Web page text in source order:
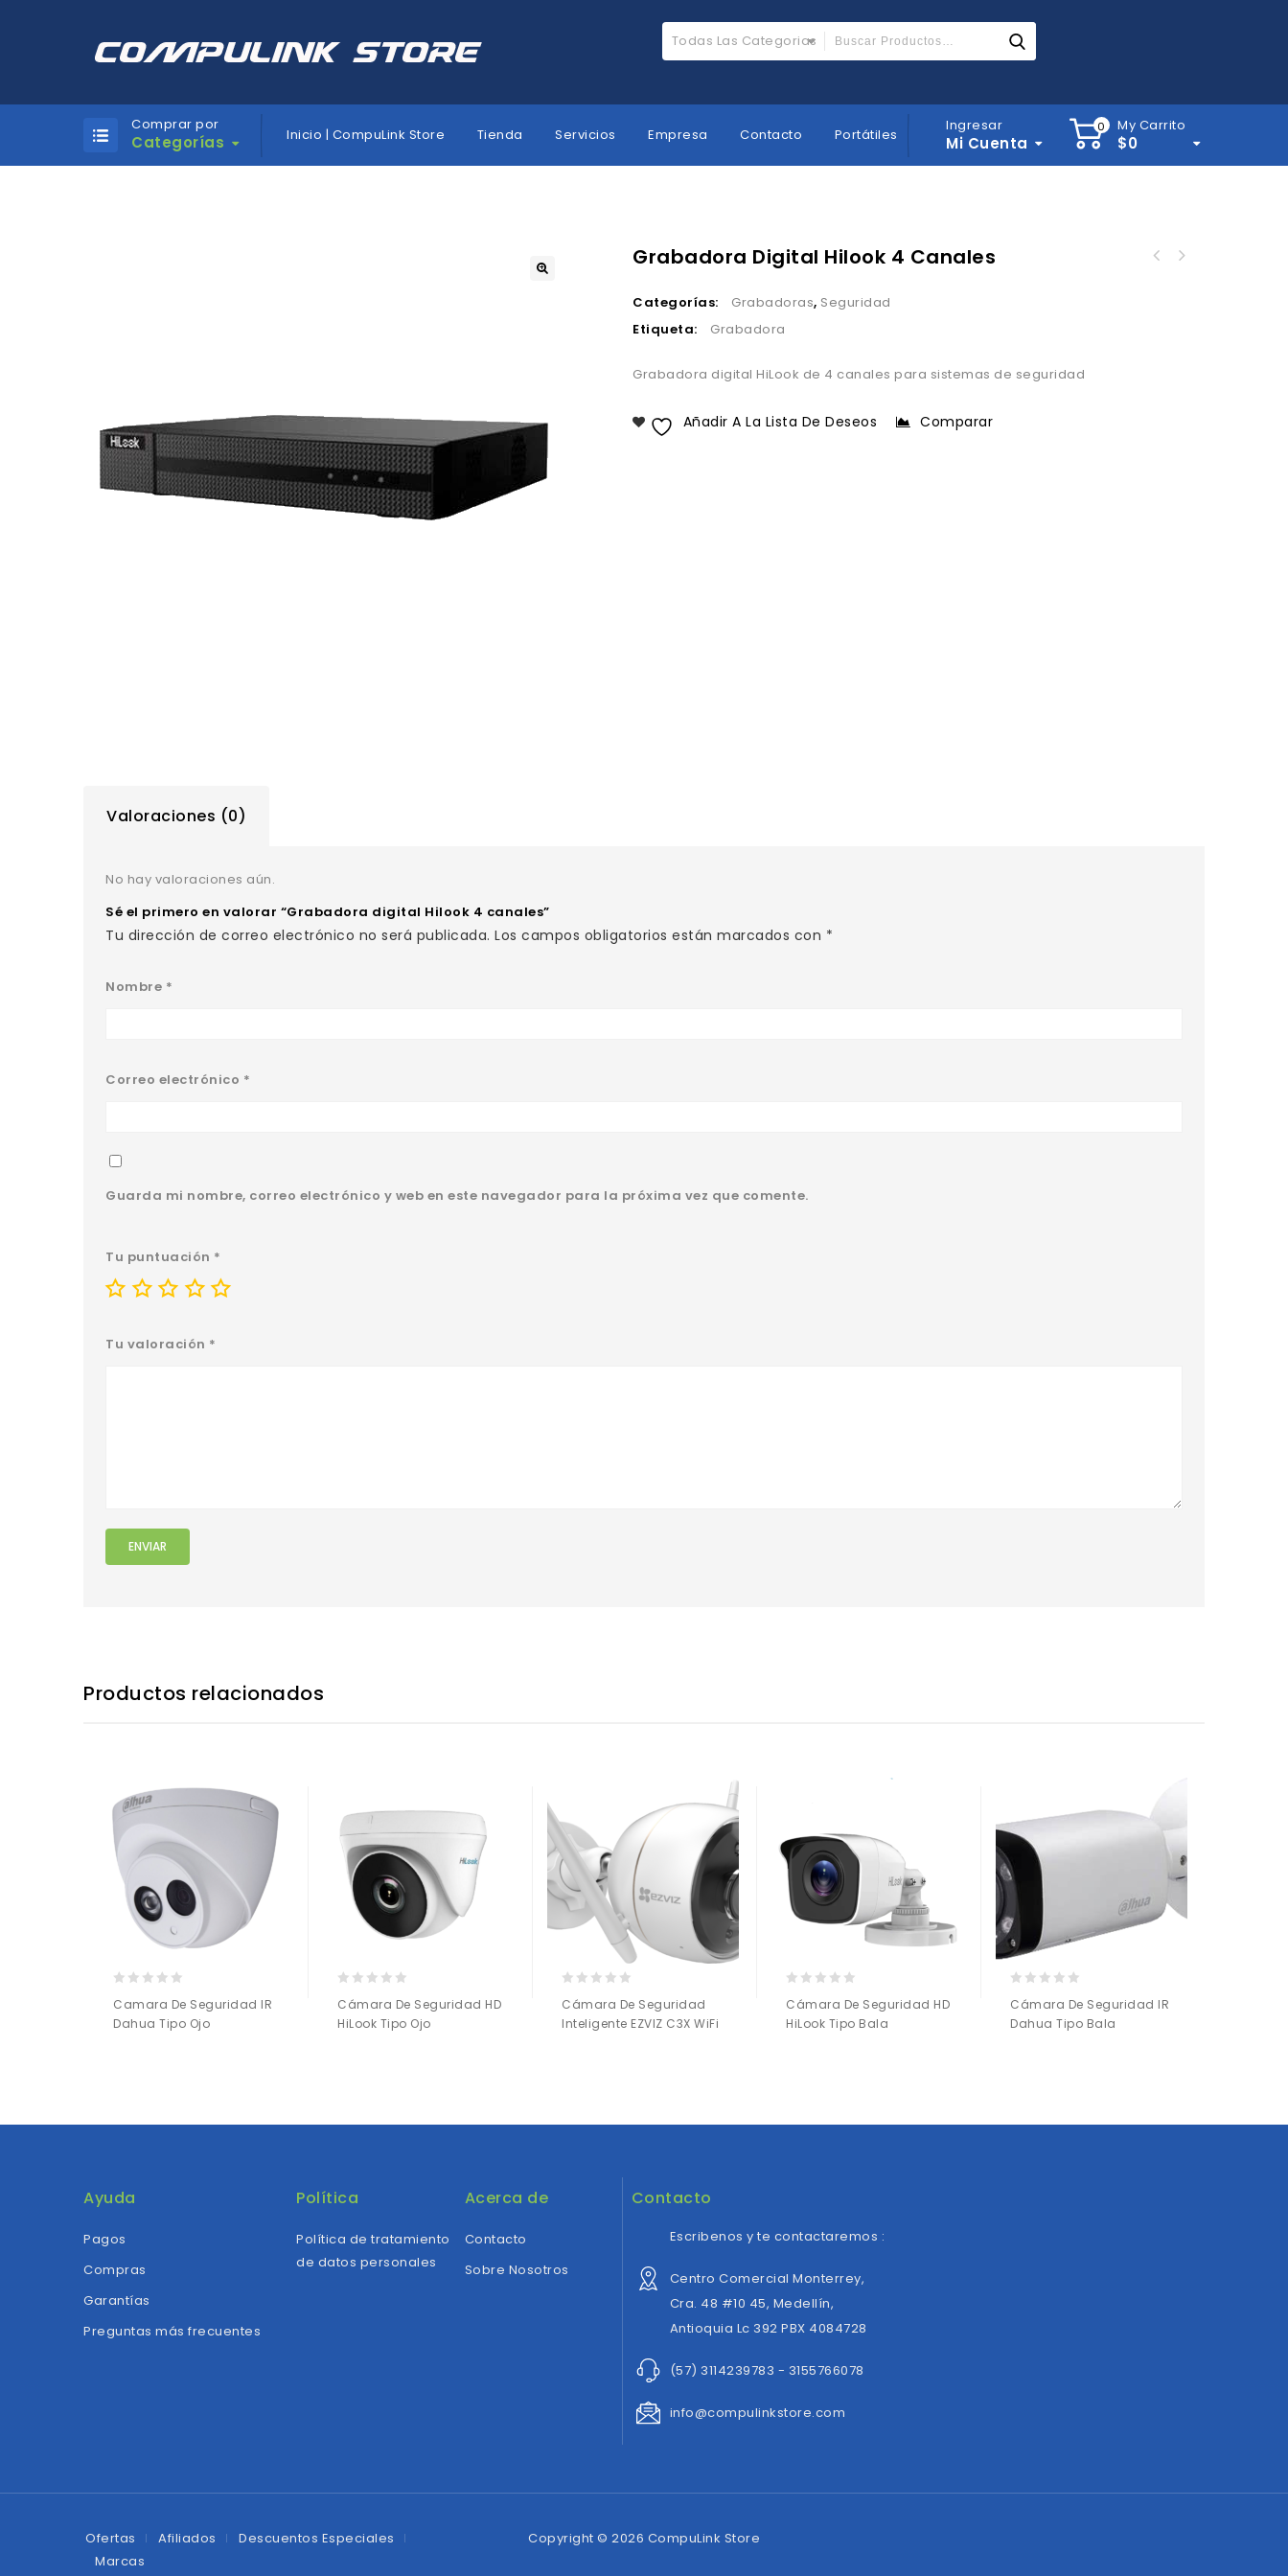
Todas Las Categorias
Comprar por
Categorías Inicio | CompuLink Store Tienda Servicios Empresa Contacto Portátiles
Ingresar
Mi Cuenta
0 My Carrito
$0
Grabadora Digital Hilook 4 Canales
Categorías: Grabadoras, Seguridad
Etiqueta:
Grabadora
Grabadora digital HiLook de 4 canales para sistemas de seguridad
Añadir A La Lista De Deseos Comparar
Valoraciones (0)
No hay valoraciones aún.
Sé el primero en valorar “Grabadora digital Hilook 4 canales”
Tu dirección de correo electrónico no será publicada. Los campos obligatorios están marcados con *
Nombre *
Correo electrónico *
Guarda mi nombre, correo electrónico y web en este navegador para la próxima vez que comente.
Tu puntuación *
Tu valoración *
Productos relacionados
out
of
Camara De Seguridad IR
Dahua Tipo Ojo
out
of
Cámara De Seguridad HD
HiLook Tipo Ojo
out
of
Cámara De Seguridad
Inteligente EZVIZ C3X WiFi
out
of
Cámara De Seguridad HD
HiLook Tipo Bala
out
of
Cámara De Seguridad IR
Dahua Tipo Bala
Ayuda
Pagos
Compras
Garantías
Preguntas más frecuentes
Política
Política de tratamiento
de datos personales
Acerca de
Contacto
Sobre Nosotros
Contacto
Escribenos y te contactaremos :
Centro Comercial Monterrey,
Cra. 48 #10 45, Medellín,
Antioquia Lc 392 PBX 4084728
(57) 3114239783 - 3155766078
info@compulinkstore.com
Ofertas Afiliados
Descuentos Especiales
Marcas
Copyright © 2026 CompuLink Store